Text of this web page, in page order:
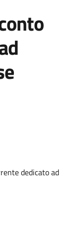
dedicato ad